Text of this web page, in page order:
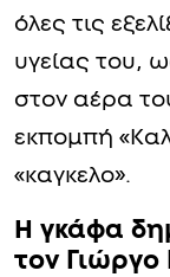
όλες τις
υγείας του,
στον αέρα
εκπομπή
«καγκελο».
Η γκάφα
τον